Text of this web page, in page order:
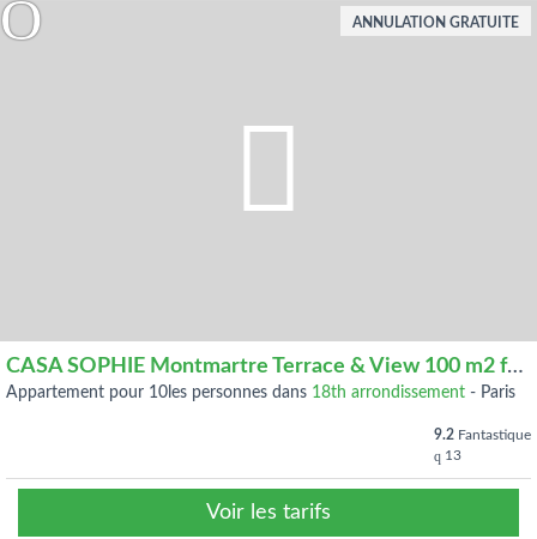
CASA SOPHIE Montmartre Terrace & View 100 m2 for 9
appartement pour 10les personnes dans 18th arrondissement - Paris
9.2 Fantastique
13
Voir les tarifs
ANNULATION GRATUITE